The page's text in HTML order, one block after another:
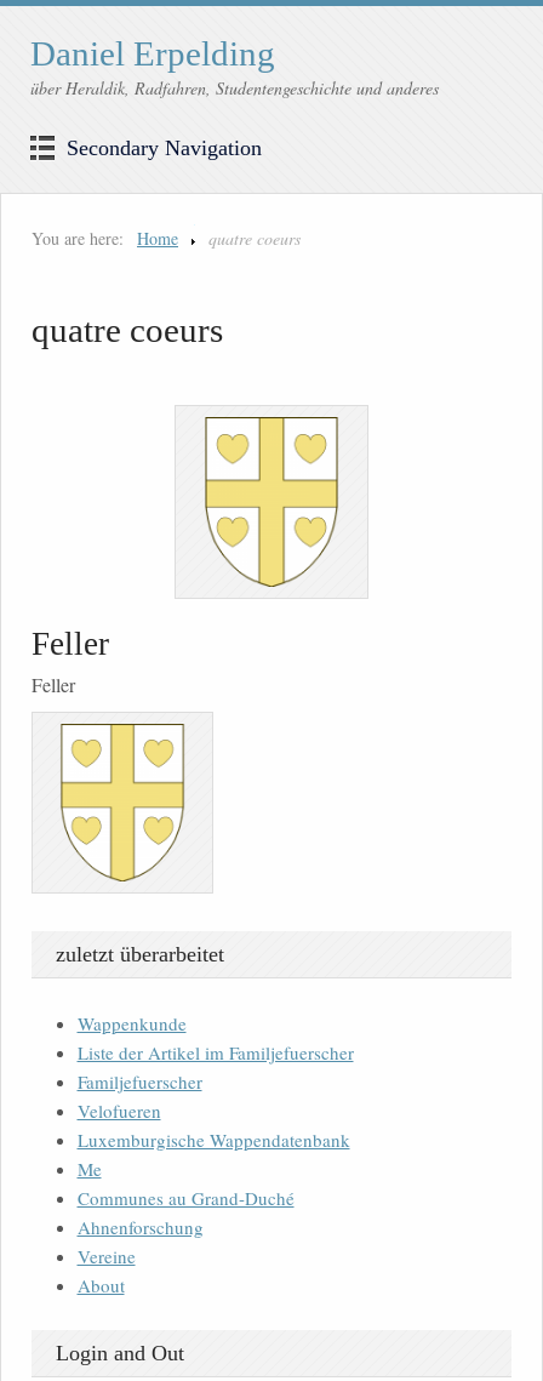
Daniel Erpelding
über Heraldik, Radfahren, Studentengeschichte und anderes
Secondary Navigation
You are here: Home quatre coeurs
quatre coeurs
Feller
Feller
zuletzt überarbeitet
Wappenkunde
Liste der Artikel im Familjefuerscher
Familjefuerscher
Velofueren
Luxemburgische Wappendatenbank
Me
Communes au Grand-Duché
Ahnenforschung
Vereine
About
Login and Out